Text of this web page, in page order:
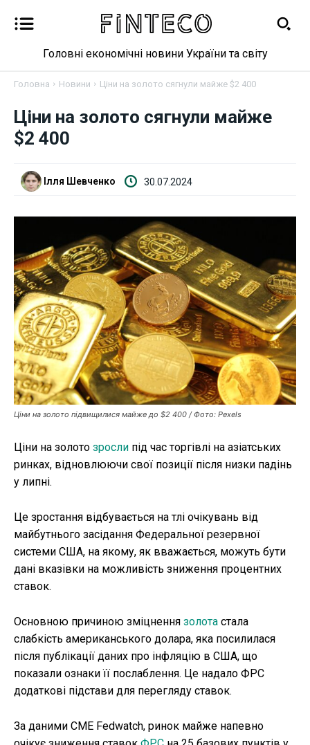
Новини
Фінанси
Валютний ринок
Криптовалюта
Робота і освіта
Публікації
ФОП
Курс валют
Ми в соц. мережах
Головні економічні новини України та світу
Головна Новини Ціни на золото сягнули майже $2 400
Ціни на золото сягнули майже
$2 400
Ілля Шевченко 30.07.2024
Ціни на золото підвищилися майже до $2 400 / Фото: Pexels
Ціни на золото зросли під час торгівлі на азіатських
ринках, відновлюючи свої позиції після низки падінь
у липні.
Це зростання відбувається на тлі очікувань від
майбутнього засідання Федеральної резервної
системи США, на якому, як вважається, можуть бути
дані вказівки на можливість зниження процентних
ставок.
Основною причиною зміцнення золота стала
слабкість американського долара, яка посилилася
після публікації даних про інфляцію в США, що
показали ознаки її послаблення. Це надало ФРС
додаткові підстави для перегляду ставок.
За даними CME Fedwatch, ринок майже напевно